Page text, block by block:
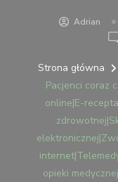
Adrian
Strona główna
Pacjenci coraz
online|E-
opieki